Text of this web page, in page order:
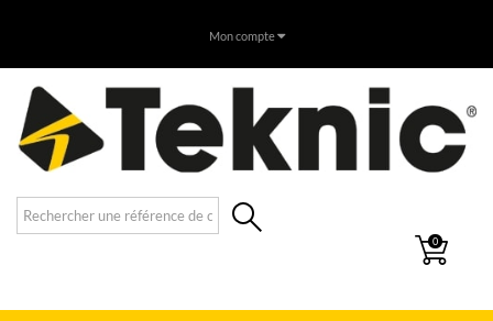
Mon compte
0